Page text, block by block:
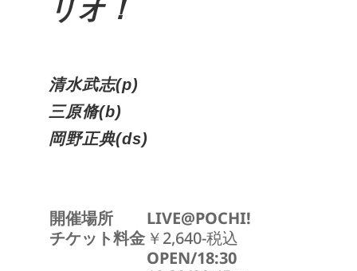
リオ！
清水武志(p)
三原脩(b)
岡野正典(ds)
開催場所
LIVE@POCHI!
チケット料金 ￥2,640-税込
OPEN/18:30